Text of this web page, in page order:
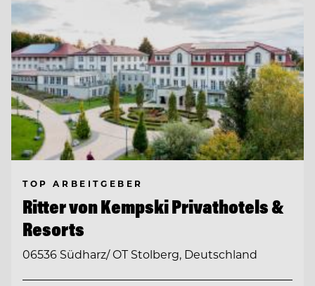
TOP ARBEITGEBER
Ritter von Kempski Privathotels &
Resorts
06536 Südharz/ OT Stolberg, Deutschland